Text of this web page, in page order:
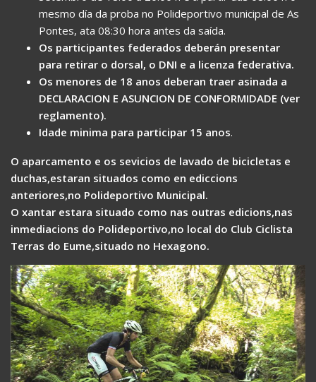
mesmo día da proba no Polideportivo municipal de As
Pontes, ata 08:30 hora antes da saída.
Os participantes federados deberán presentar
para retirar o dorsal, o DNI e a licenza federativa.
Os menores de 18 anos deberan traer asinada a
DECLARACION E ASUNCION DE CONFORMIDADE (ver
reglamento).
Idade minima para participar 15 anos.
O aparcamento e os sevicios de lavado de bicicletas e
duchas,estaran situados como en ediccions
anteriores,no Polideportivo Municipal.
O xantar estara situado como nas outras edicions,nas
inmediacions do Polideportivo,no local do Club Ciclista
Terras do Eume,situado no Hexagono.